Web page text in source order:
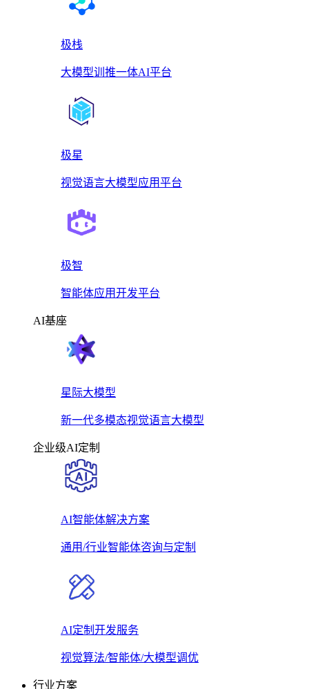
极栈
大模型训推一体AI平台
极星
视觉语言大模型应用平台
极智
智能体应用开发平台
AI基座
星际大模型
新一代多模态视觉语言大模型
企业级AI定制
AI智能体解决方案
通用/行业智能体咨询与定制
AI定制开发服务
视觉算法/智能体/大模型调优
行业方案